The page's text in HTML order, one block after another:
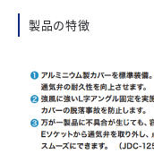
製品の特徴